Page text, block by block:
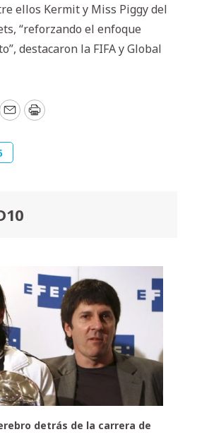
ellos Kermit y Miss Piggy del
“reforzando el enfoque
destacaron la FIFA y Global
EmailPrint
detrás de la carrera de